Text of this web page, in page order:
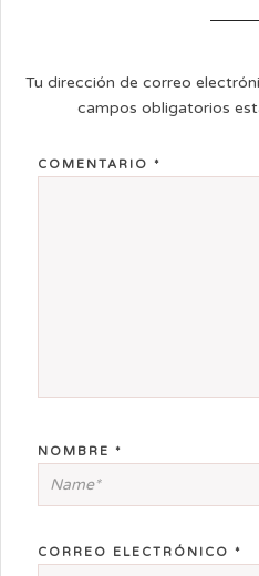
Tu dirección de correo
campos obligatorios
COMENTARIO *
NOMBRE *
CORREO ELECTRÓNICO *